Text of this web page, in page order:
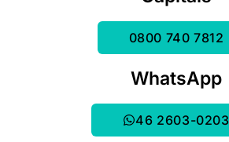
0800 740 7812
WhatsApp
46 2603-0203